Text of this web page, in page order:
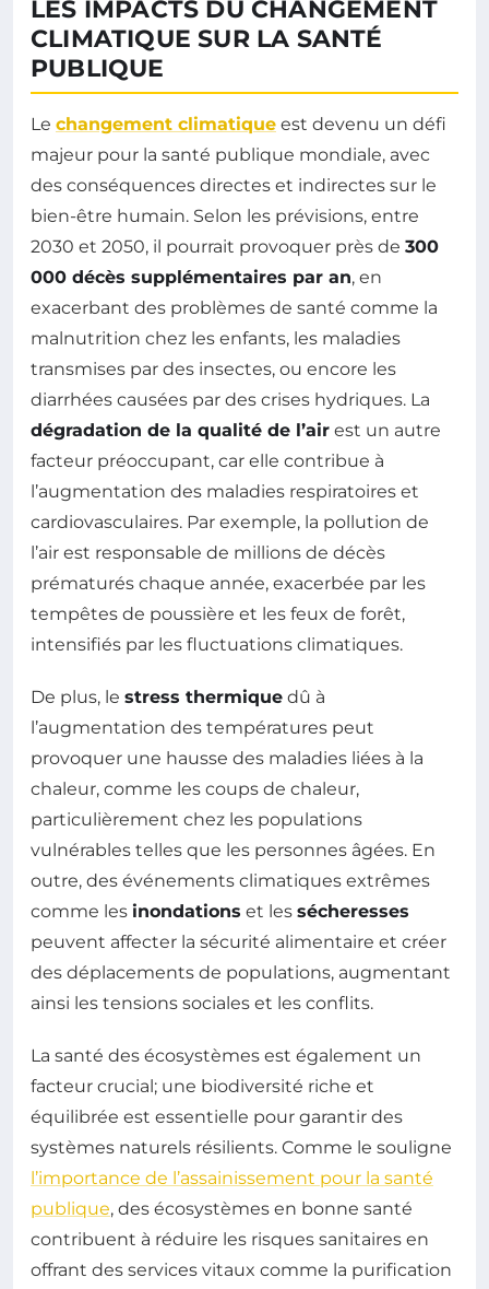
LES IMPACTS DU CHANGEMENT
CLIMATIQUE SUR LA SANTÉ
PUBLIQUE
Le changement climatique est devenu un défi
majeur pour la santé publique mondiale, avec
des conséquences directes et indirectes sur le
bien-être humain. Selon les prévisions, entre
2030 et 2050, il pourrait provoquer près de 300
000 décès supplémentaires par an, en
exacerbant des problèmes de santé comme la
malnutrition chez les enfants, les maladies
transmises par des insectes, ou encore les
diarrhées causées par des crises hydriques. La
dégradation de la qualité de l’air est un autre
facteur préoccupant, car elle contribue à
l’augmentation des maladies respiratoires et
cardiovasculaires. Par exemple, la pollution de
l’air est responsable de millions de décès
prématurés chaque année, exacerbée par les
tempêtes de poussière et les feux de forêt,
intensifiés par les fluctuations climatiques.
De plus, le stress thermique dû à
l’augmentation des températures peut
provoquer une hausse des maladies liées à la
chaleur, comme les coups de chaleur,
particulièrement chez les populations
vulnérables telles que les personnes âgées. En
outre, des événements climatiques extrêmes
comme les inondations et les sécheresses
peuvent affecter la sécurité alimentaire et créer
des déplacements de populations, augmentant
ainsi les tensions sociales et les conflits.
La santé des écosystèmes est également un
facteur crucial; une biodiversité riche et
équilibrée est essentielle pour garantir des
systèmes naturels résilients. Comme le souligne
l’importance de l’assainissement pour la santé
publique, des écosystèmes en bonne santé
contribuent à réduire les risques sanitaires en
offrant des services vitaux comme la purification